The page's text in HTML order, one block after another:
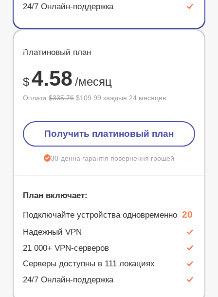
24/7 Онлайн-поддержка
ЭКОНОМ
67%
Платиновый план
$4.58 /месяц
Оплата$335.76 $109.99 каждые 24 месяцев
Получить платиновый план
30-денна гарантія повернення грошей
План включает:
Подключайте устройства одновременно 20
Надежный VPN
21 000+ VPN-серверов
Серверы доступны в 111 локациях
24/7 Онлайн-поддержка